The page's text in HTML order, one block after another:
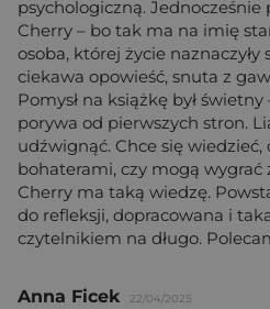
psychologiczną.
Cherry – bo tak ma na imię
osoba, której życie naznaczyły
ciekawa opowieść, snuta z
Pomysł na książkę był
porywa od pierwszych stron.
udźwignąć. Chce się wiedzieć,
bohaterami, czy mogą wygrać
Cherry ma taką wiedzę.
do refleksji, dopracowana i
czytelnikiem na długo.
Anna Ficek 22/04/2025